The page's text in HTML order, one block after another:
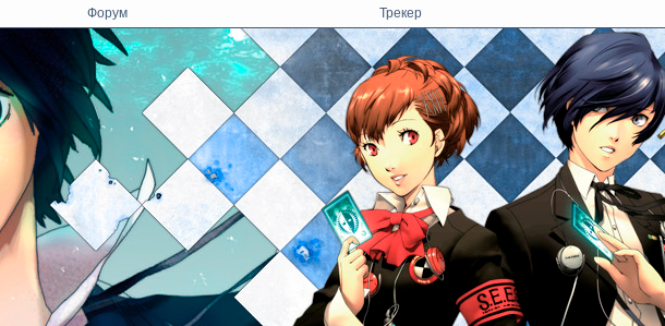
Форум Трекер